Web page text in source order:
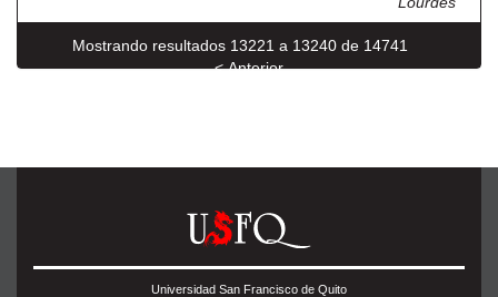
Mostrando resultados 13221 a 13240 de 14741
< Anterior
Universidad San Francisco de Quito